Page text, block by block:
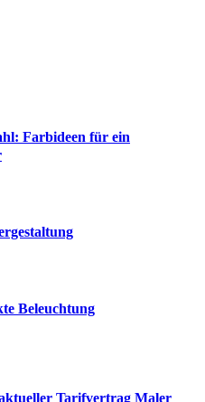
Farbideen für ein
Beleuchtung
Tarifvertrag Maler